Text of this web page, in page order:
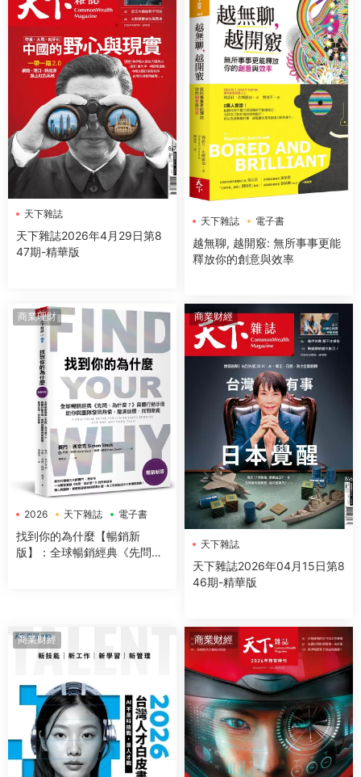
天下雜誌
天下雜誌2026年4月29日第8
47期-精華版
天下雜誌 電子書
越無聊, 越開竅: 無所事事更能
釋放你的創意與效率
商業理財
2026 天下雜誌 電子書
找到你的為什麼【暢銷新
版】：全球暢銷經典《先問，
商業财經
天下雜誌
天下雜誌2026年04月15日第8
46期-精華版
商業财經 商業财經